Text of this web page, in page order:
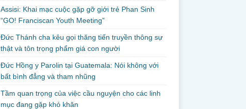
Assisi: Khai mạc cuộc gặp gỡ giới trẻ Phan Sinh
“GO! Franciscan Youth Meeting”
Đức Thánh cha kêu gọi thăng tiến truyền thông sự
thật và tôn trọng phẩm giá con người
Đức Hồng y Parolin tại Guatemala: Nói không với
bất bình đẳng và tham nhũng
Tầm quan trọng của việc cầu nguyện cho các linh
mục đang gặp khó khăn